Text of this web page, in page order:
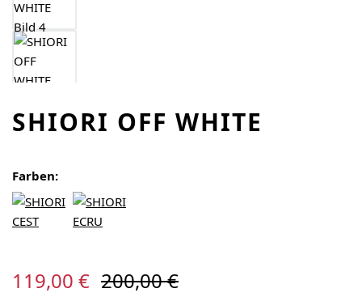
SHIORI OFF WHITE
Farben:
Verkaufspreis:
119,00 € Regulärer Preis:
200,00 €